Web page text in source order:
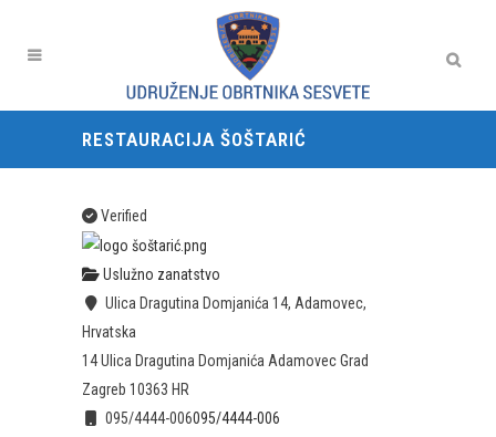
RESTAURACIJA ŠOŠTARIĆ
Verified
Uslužno zanatstvo
Ulica Dragutina Domjanića 14, Adamovec,
Hrvatska
14 Ulica Dragutina DomjanićaAdamovecGrad
Zagreb 10363 HR
095/4444-006095/4444-006